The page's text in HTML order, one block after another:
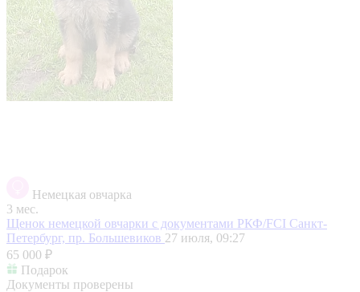
Немецкая овчарка
3 мес.
Щенок немецкой овчарки с документами РКФ/FCI Санкт-
Петербург, пр. Большевиков 27 июля, 09:27
65 000 ₽
Подарок
Документы проверены